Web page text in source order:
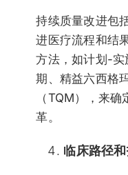
持续质量改进包
进医疗流程和结
方法，如计划-
期、精益六西格
（TQM），来
革。
临床路径